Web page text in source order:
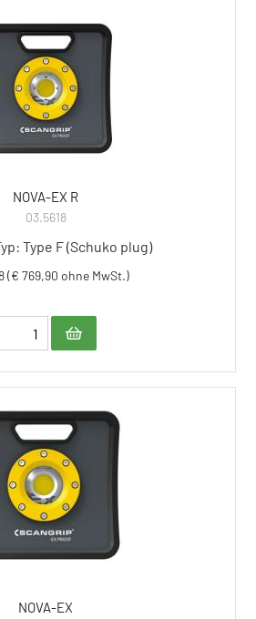
NOVA-EX R
03.5618
Type F (Schuko plug)
(€ 769,90 ohne MwSt.)
NOVA-EX